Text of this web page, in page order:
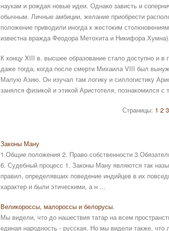
наукам и рождая новые идеи. Однако зависть и
обычным. Личные амбиции, желание приобрести
положение приводили иногда к жестоким
известна вражда Феодора Метохита и Никифора Хумна).
К концу XIII в. высшее образование стало доступно и
даже тогда, когда после смерти Михаила VIII был
Малую Азию. Он изучал там логику и силлогистику
занялся физикой и этикой Аристотеля, познакомился
Страницы: 1 2 3
Законы Ману
1.Общие положения 2. Право собственности
6. Судебный процесс 1. Законы Ману являются так
правил, определявших поведение индийцев в их
характер и были этическими, а н ...
Великороссы, малороссы и белорусы.
Мы видели, что до нашествия татар на всем
единая народность - русская. Но мы видели также, что